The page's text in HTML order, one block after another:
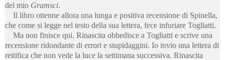
del mio Gramsci.
Il libro ottenne allora una lunga e positiva recensione di Spinella,
che come si legge nel testo della sua lettera, fece infuriare Togliatti.
Ma non finisce qui. Rinascita obbedisce a Togliatti e scrive una
recensione ridondante di errori e stupidaggini. Io invio una lettera di
rettifica che non vede la luce la settimana successiva. Rinascita